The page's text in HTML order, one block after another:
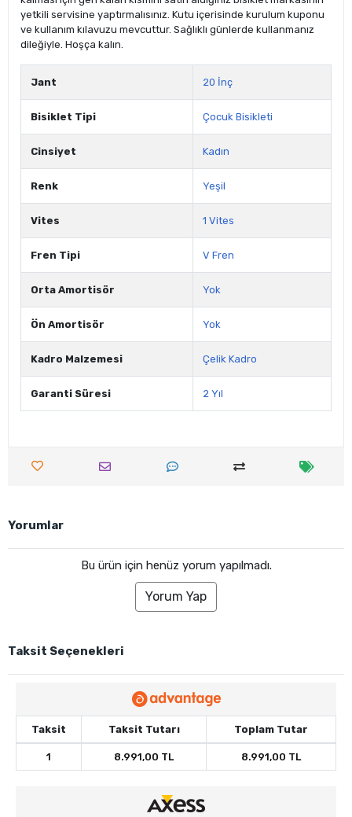
yetkili servisine yaptırmalısınız. Kutu içerisinde kurulum kuponu
ve kullanım kılavuzu mevcuttur. Sağlıklı günlerde kullanmanız
dileğiyle. Hoşça kalın.
Jant 20 İnç
Bisiklet Tipi Çocuk Bisikleti
Cinsiyet Kadın
Renk Yeşil
Vites 1 Vites
Fren Tipi V Fren
Orta Amortisör Yok
Ön Amortisör Yok
Kadro Malzemesi Çelik Kadro
Garanti Süresi 2 Yıl
Yorumlar
Bu ürün için henüz yorum yapılmadı.
Yorum Yap
Taksit Seçenekleri
Taksit Taksit Tutarı Toplam Tutar
1 8.991,00 TL 8.991,00 TL